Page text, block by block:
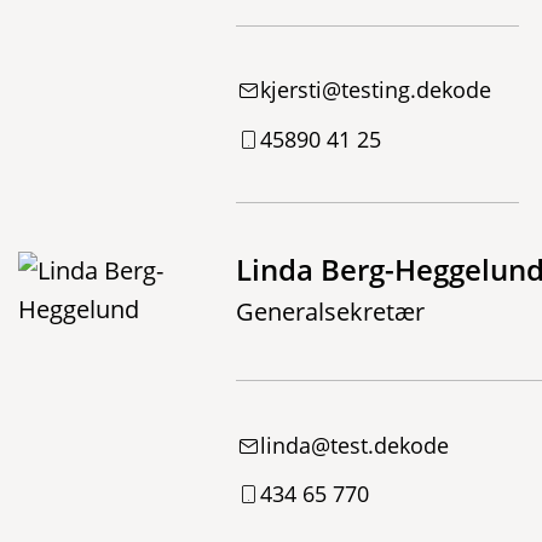
kjersti@testing.dekode
45890 41 25
Linda Berg-
Generalsekretær
linda@test.dekode
434 65 770